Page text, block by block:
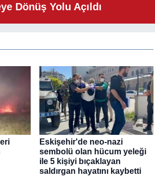
Dönüş Yolu Açıldı
Eskişehir'de neo-nazi
sembolü olan hücum yeleği
ile 5 kişiyi bıçaklayan
saldırgan hayatını kaybetti